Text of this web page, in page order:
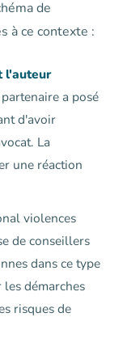
de
à ce contexte :
l'auteur
a posé
d'avoir
La
une réaction
violences
de conseillers
dans ce type
démarches
risques de